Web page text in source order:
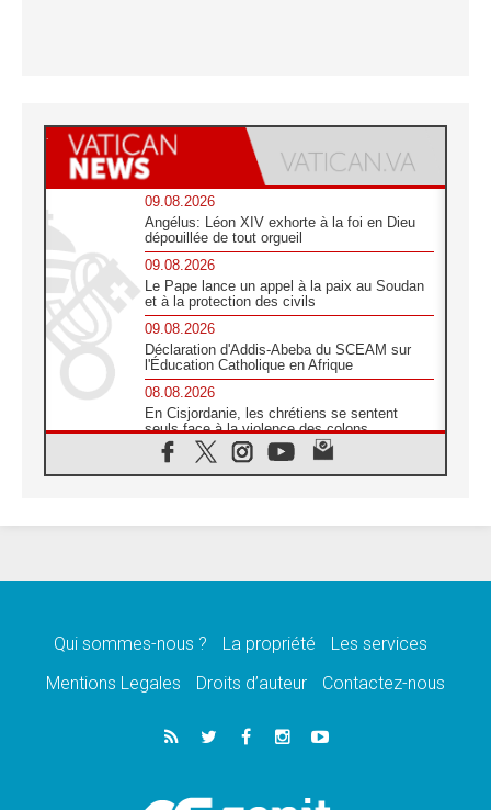
09.08.2026
Angélus: Léon XIV exhorte à la foi en Dieu
dépouillée de tout orgueil
09.08.2026
Le Pape lance un appel à la paix au Soudan
et à la protection des civils
09.08.2026
Déclaration d'Addis-Abeba du SCEAM sur
l'Éducation Catholique en Afrique
08.08.2026
En Cisjordanie, les chrétiens se sentent
seuls face à la violence des colons
08.08.2026
Léon XIV au sanctuaire de Notre Dame du
08.08.2026
08.08.2026
catholiques
Au Bangladesh, l'Église accompagne les
Dalits sur le chemin de la dignité
Philippines: le vicariat apostolique de
Qui sommes-nous ? La propriété
Les services
Mentions Legales
Droits d’auteur Contactez-nous